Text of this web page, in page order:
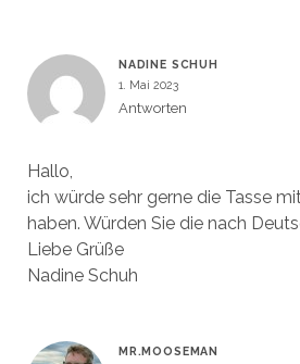
NADINE SCHUH
1. Mai 2023
Antworten
Hallo,
ich würde sehr gerne die Tasse
haben. Würden Sie die nach
Liebe Grüße
Nadine Schuh
MR.MOOSEMAN